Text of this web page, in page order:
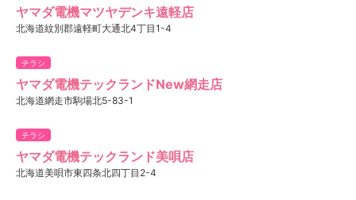
ヤマダ電機マツヤデンキ遠軽店
北海道紋別郡遠軽町大通北4丁目1-4
チラシ
ヤマダ電機テックランドNew網走店
北海道網走市駒場北5-83-1
チラシ
ヤマダ電機テックランド美唄店
北海道美唄市東四条北四丁目2-4